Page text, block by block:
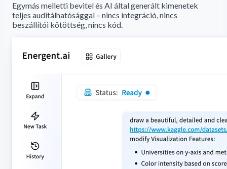
Egymás melletti bevitel és AI által generált kimenetek
teljes auditálhatósággal – nincs integráció, nincs
beszállítói kötöttség, nincs kód.